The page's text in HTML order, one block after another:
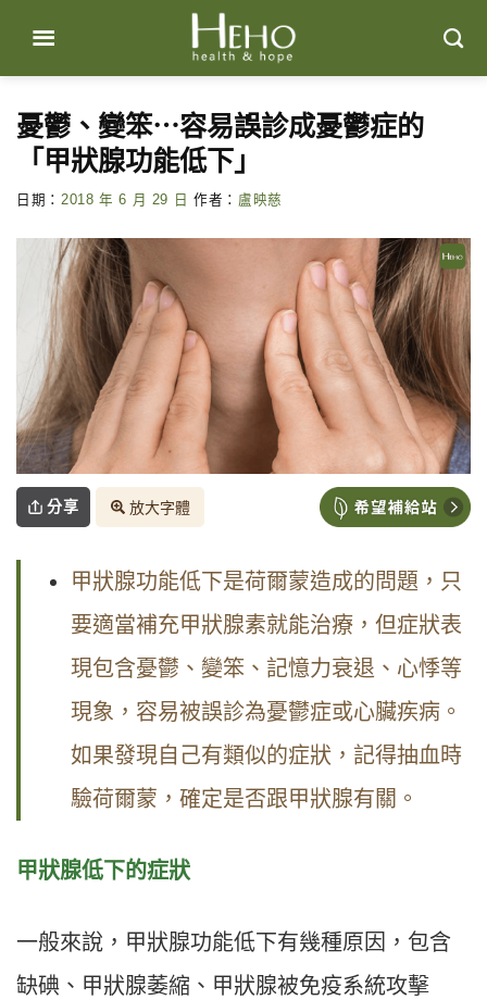
content
憂鬱、變笨⋯容易誤診成憂鬱症的
「甲狀腺功能低下」
日期： 2018 年 6 月 29 日 作者： 盧映慈
分享 放大字體
甲狀腺功能低下是荷爾蒙造成的問題，只
要適當補充甲狀腺素就能治療，但症狀表
現包含憂鬱、變笨、記憶力衰退、心悸等
現象，容易被誤診為憂鬱症或心臟疾病。
如果發現自己有類似的症狀，記得抽血時
驗荷爾蒙，確定是否跟甲狀腺有關。
甲狀腺低下的症狀
一般來說，甲狀腺功能低下有幾種原因，包含
缺碘、甲狀腺萎縮、甲狀腺被免疫系統攻擊